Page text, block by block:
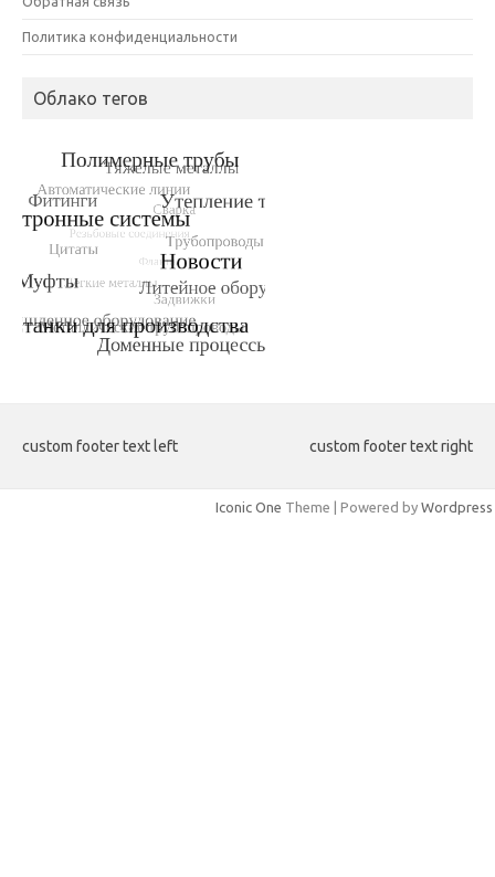
Политика конфиденциальности
Облако тегов
custom footer text left custom footer text right
Iconic One Theme | Powered by Wordpress